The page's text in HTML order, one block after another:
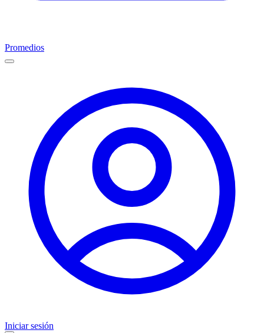
Promedios
Iniciar sesión